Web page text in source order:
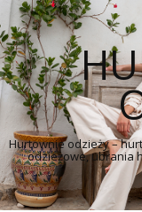
Hurtownie odzieży –
odzieżowe, ubrania